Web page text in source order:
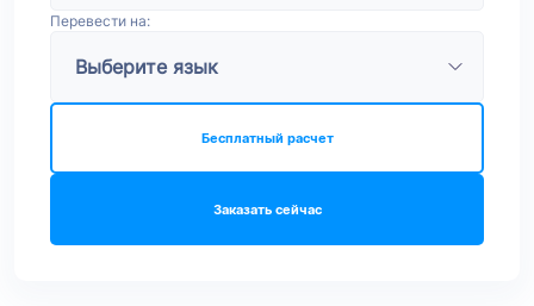
Перевести на:
Заказать сейчас
Бесплатный расчет